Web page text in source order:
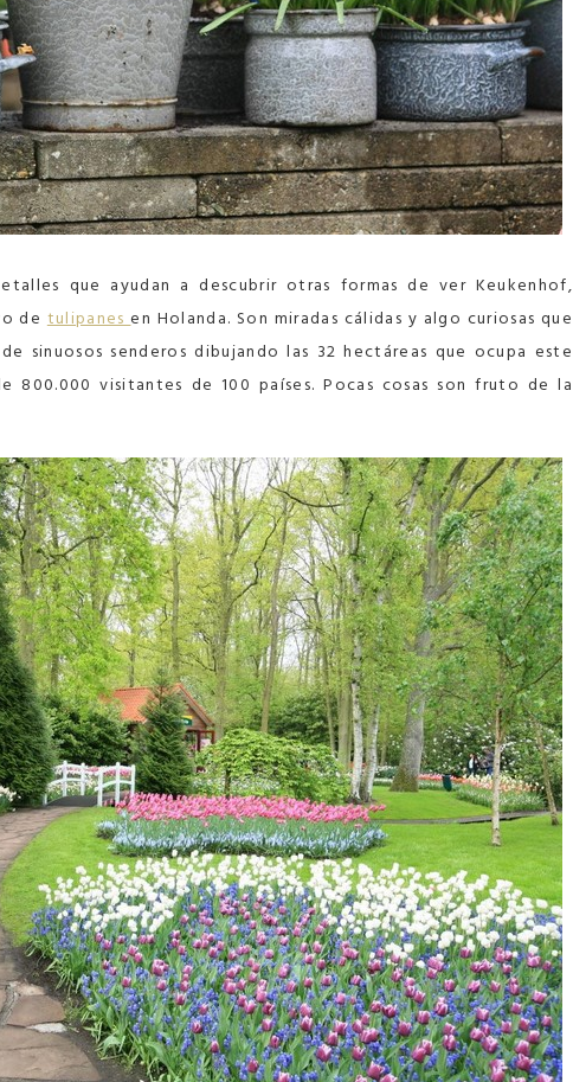
que ayudan a descubrir otras formas de ver Keukenhof,
detulipanesen Holanda. Son miradas cálidas y algo curiosas que
sinuosos senderos dibujando las 32 hectáreas que ocupa este
800.000 visitantes de 100 países. Pocas cosas son fruto de la